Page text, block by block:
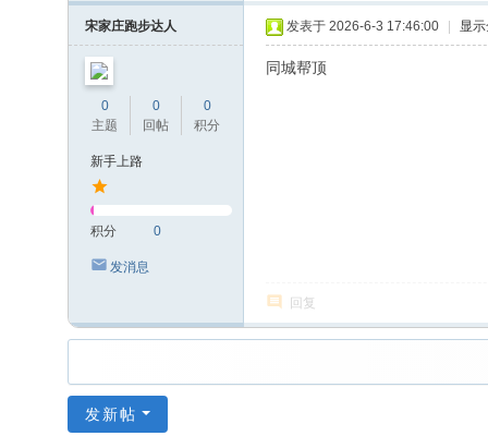
宋家庄跑步达人
0
主题
0
回帖
0
积分
新手上路
积分 0
发消息
发表于 2026-6-3 17:46:00 显
同城帮顶
回复
发新帖